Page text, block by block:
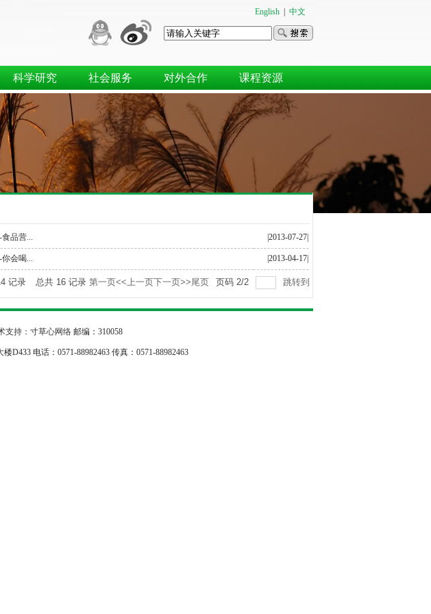
English 中文
科学研究 社会服务 对外合作 课程资源
品营... |2013-07-27|
会喝... |2013-04-17|
记录 总共 16 记录 第一页<<上一页下一页>>尾页 页码 2/2 跳转到
支持：寸草心网络 邮编：310058
电话：0571-88982463 传真：0571-88982463